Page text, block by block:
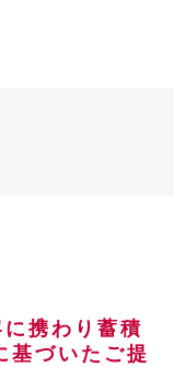
携わり蓄積